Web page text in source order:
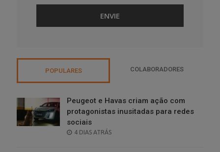
POPULARES COLABORADORES
Peugeot e Havas criam ação com
protagonistas inusitadas para redes
sociais
POSTED
4 DIAS ATRÁS